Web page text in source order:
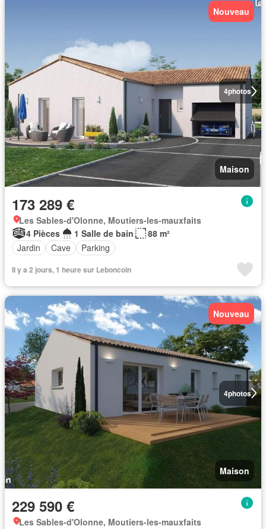
4photos
Nouveau
Maison
173 289 €
Les Sables-d'Olonne, Moutiers-les-mauxfaits
4 Pièces
1 Salle de bain
88 m²
Jardin
Cave Parking
Il y a 2 jours, 1 heure sur Leboncoin
4photos
Nouveau
Maison
229 590 €
Les Sables-d'Olonne, Moutiers-les-mauxfaits